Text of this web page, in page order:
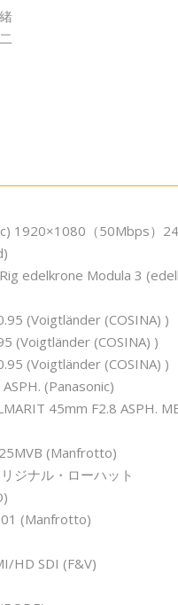
1920×1080（50Mbps）
edelkrone Modula 3
(Voigtländer (COSINA) )
(Voigtländer (COSINA) )
(Voigtländer (COSINA) )
(Panasonic)
45mm F2.8 ASPH.
(Manfrotto)
ジナル・ローハット
(Manfrotto)
HD SDI (F&V)